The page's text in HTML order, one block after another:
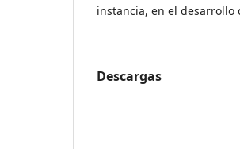
instancia, en el desarrollo
Descargas